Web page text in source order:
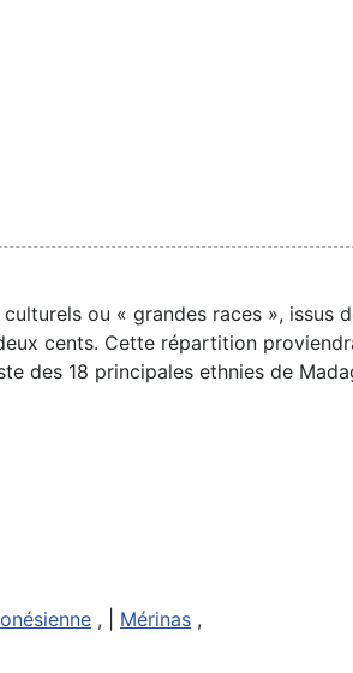
ou « grandes races », issus
cents. Cette répartition
des 18 principales ethnies de
, | Mérinas ,